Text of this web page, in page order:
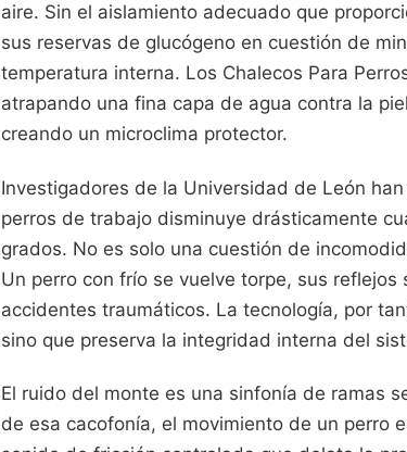
aire. Sin el aislamiento adecuado que
sus reservas de glucógeno en cuestión de
temperatura interna. Los Chalecos Para
atrapando una fina capa de agua contra la
creando un microclima protector.
Investigadores de la Universidad de León
perros de trabajo disminuye drásticamente
grados. No es solo una cuestión de
Un perro con frío se vuelve torpe, sus
accidentes traumáticos. La tecnología, por
sino que preserva la integridad interna del
El ruido del monte es una sinfonía de ramas
de esa cacofonía, el movimiento de un perro